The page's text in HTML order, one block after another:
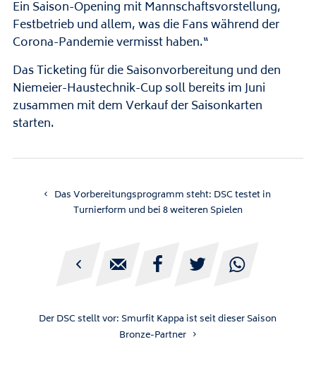
Ein Saison-Opening mit Mannschaftsvorstellung,
Festbetrieb und allem, was die Fans während der
Corona-Pandemie vermisst haben.“
Das Ticketing für die Saisonvorbereitung und den
Niemeier-Haustechnik-Cup soll bereits im Juni
zusammen mit dem Verkauf der Saisonkarten
starten.
Das Vorbereitungsprogramm steht: DSC testet in
Turnierform und bei 8 weiteren Spielen
    
Der DSC stellt vor: Smurfit Kappa ist seit dieser Saison
Bronze-Partner